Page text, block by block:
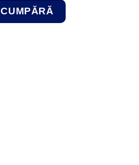
CUMPĂRĂ